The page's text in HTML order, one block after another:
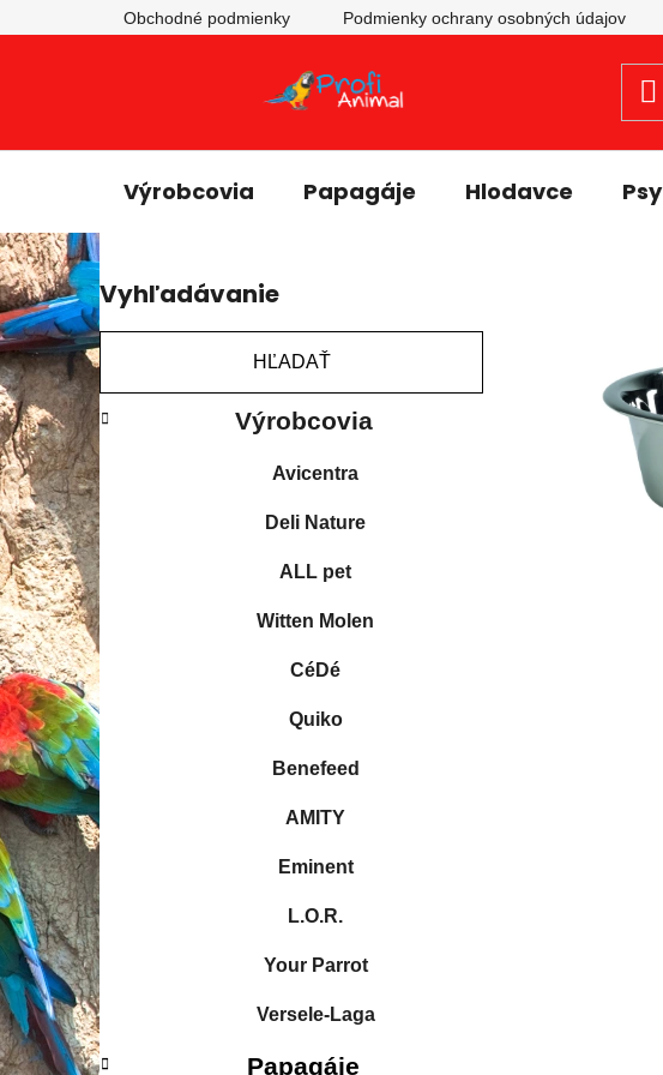
Obchodné podmienky Podmienky ochrany osobných údajov
Výrobcovia Papagáje Hlodavce Psy
B
o
č
n
ý
p
a
n
e
l
Vyhľadávanie
HĽADAŤ
kategórie
K
a
t
e
g
ó
r
i
e
Výrobcovia
Avicentra
Deli Nature
ALL pet
Witten Molen
CéDé
Quiko
Benefeed
AMITY
Eminent
L.O.R.
Your Parrot
Versele-Laga
Papagáje